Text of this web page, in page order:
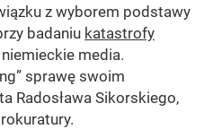
z wyborem podstawy
badaniu katastrofy
media.
sprawę swoim
Radosława Sikorskiego,